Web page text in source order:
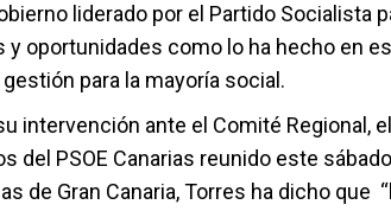
liderado por el Partido Socialista
y oportunidades como lo ha hecho en
para la mayoría social.
intervención ante el Comité Regional,
del PSOE Canarias reunido este
de Gran Canaria, Torres ha dicho que